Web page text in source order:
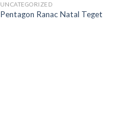
UNCATEGORIZED
Pentagon Ranac Natal Teget